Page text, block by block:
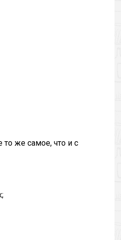
то же самое, что и с